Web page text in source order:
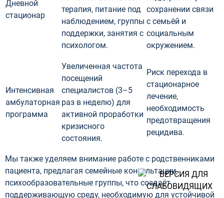
Дневной
стационар
терапия, питание под
наблюдением, группы
поддержки, занятия с
психологом.
сохранении связи
с семьёй и
социальным
окружением.
Интенсивная
амбулаторная
программа
Увеличенная частота
посещений
специалистов (3–5
раз в неделю) для
активной проработки
кризисного
состояния.
Риск перехода в
стационарное
лечение,
необходимость
предотвращения
рецидива.
Мы также уделяем внимание работе с родственниками
пациента, предлагая семейные консультации,
психообразовательные группы, что создаёт
поддерживающую среду, необходимую для устойчивой